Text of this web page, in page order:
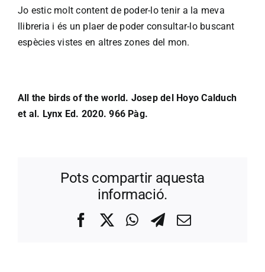
Jo estic molt content de poder-lo tenir a la meva
llibreria i és un plaer de poder consultar-lo buscant
espècies vistes en altres zones del mon.
All the birds of the world. Josep del Hoyo Calduch
et al. Lynx Ed. 2020. 966 Pàg.
Pots compartir aquesta
informació.
FacebookWhatsApp
Telegram
Correo